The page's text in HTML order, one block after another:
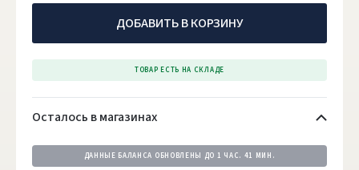
ДОБАВИТЬ В КОРЗИНУ
ТОВАР ЕСТЬ НА СКЛАДЕ
Осталось в магазинах
ДАННЫЕ БАЛАНСА ОБНОВЛЕНЫ ДО 1 ЧАС. 41 МИН.